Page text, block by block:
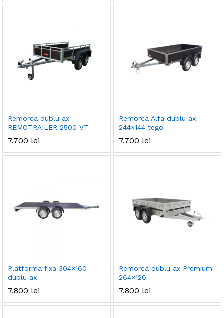
Remorca dublu ax
REMOTRAILER 2500 VT
7.700 lei
Remorca Alfa dublu ax
244×144 tego
7.700 lei
Platforma fixa 304×160
dublu ax
7.800 lei
Remorca dublu ax Premium
264×126
7.800 lei